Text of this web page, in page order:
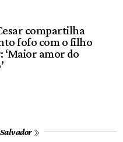
compartilha
fofo com o filho
amor do
Salvador